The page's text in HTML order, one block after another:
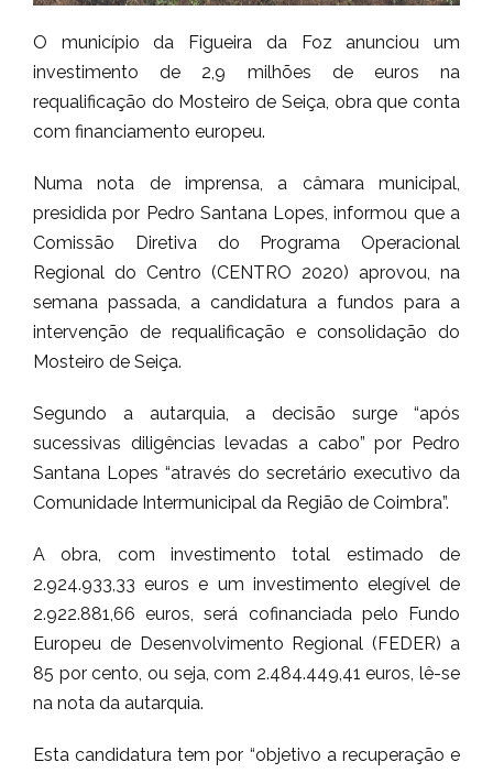
O município da Figueira da Foz anunciou um
investimento de 2,9 milhões de euros na
requalificação do Mosteiro de Seiça, obra que conta
com financiamento europeu.
Numa nota de imprensa, a câmara municipal,
presidida por Pedro Santana Lopes, informou que a
Comissão Diretiva do Programa Operacional
Regional do Centro (CENTRO 2020) aprovou, na
semana passada, a candidatura a fundos para a
intervenção de requalificação e consolidação do
Mosteiro de Seiça.
Segundo a autarquia, a decisão surge “após
sucessivas diligências levadas a cabo” por Pedro
Santana Lopes “através do secretário executivo da
Comunidade Intermunicipal da Região de Coimbra”.
A obra, com investimento total estimado de
2.924.933,33 euros e um investimento elegível de
2.922.881,66 euros, será cofinanciada pelo Fundo
Europeu de Desenvolvimento Regional (FEDER) a
85 por cento, ou seja, com 2.484.449,41 euros, lê-se
na nota da autarquia.
Esta candidatura tem por “objetivo a recuperação e